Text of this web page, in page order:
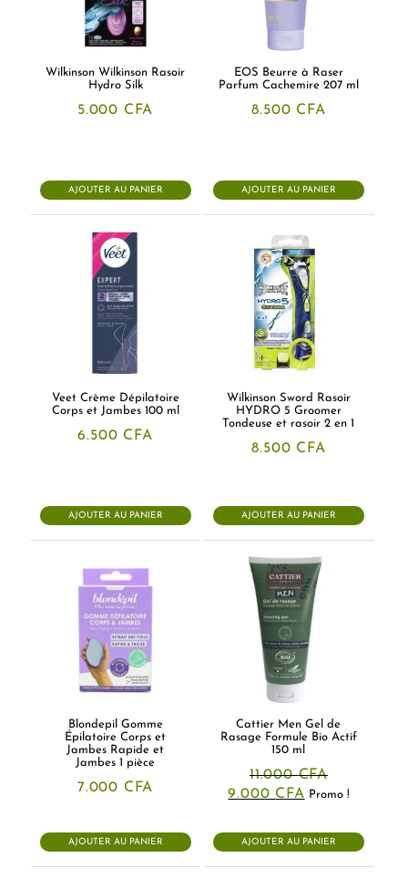
Wilkinson Wilkinson Rasoir
Hydro Silk
5.000 CFA
AJOUTER AU PANIER
EOS Beurre à Raser
Parfum Cachemire 207 ml
8.500 CFA
AJOUTER AU PANIER
Veet Crème Dépilatoire
Corps et Jambes 100 ml
6.500 CFA
AJOUTER AU PANIER
Wilkinson Sword Rasoir
HYDRO 5 Groomer
Tondeuse et rasoir 2 en 1
8.500 CFA
AJOUTER AU PANIER
Blondepil Gomme
Épilatoire Corps et
Jambes Rapide et
Jambes 1 pièce
7.000 CFA
AJOUTER AU PANIER
Cattier Men Gel de
Rasage Formule Bio Actif
150 ml
11.000CFA
Le
était :
11.000 CFA.
9.000 CFA Le
est :
9.000 CFA.
Promo !
AJOUTER AU PANIER